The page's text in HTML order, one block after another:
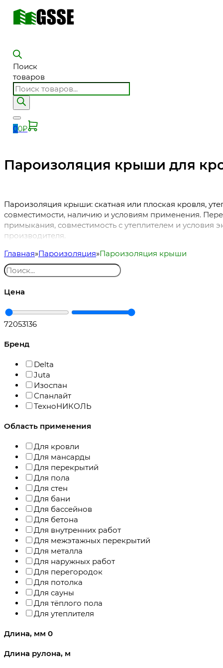
Поиск
товаров
00₽
Пароизоляция крыши для
Пароизоляция крыши: скатная или плоская кровля,
совместимости, наличию и условиям применения.
примыкания, совместимость с утеплителем и условия
производителя.
Главная Пароизоляция Пароизоляция крыши
Цена
72053136
Бренд
Delta
Juta
Изоспан
Спанлайт
ТехноНИКОЛЬ
Область применения
Для кровли
Для мансарды
Для перекрытий
Для пола
Для стен
Для бани
Для бассейнов
Для бетона
Для внутренних работ
Для межэтажных перекрытий
Для металла
Для наружных работ
Для перегородок
Для потолка
Для сауны
Для тёплого пола
Для утеплителя
Длина, мм 0
Длина рулона, м